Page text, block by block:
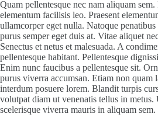
Quam pellentesque nec nam aliquam
elementum facilisis leo. Praesent
ullamcorper eget nulla. Natoque
purus semper eget duis at. Vitae aliquet
Senectus et netus et malesuada. A
pellentesque habitant. Pellentesque
Enim nunc faucibus a pellentesque sit.
purus viverra accumsan. Etiam non quam
interdum posuere lorem. Blandit turpis
volutpat diam ut venenatis tellus in metus.
scelerisque viverra mauris in aliquam sem.